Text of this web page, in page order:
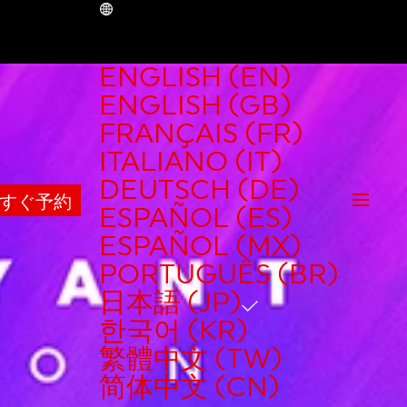
ぐ予約
ENGLISH (EN)
ENGLISH (GB)
FRANÇAIS (FR)
ITALIANO (IT)
DEUTSCH (DE)
ESPAÑOL (ES)
ESPAÑOL (MX)
PORTUGUÊS (BR)
日本語 (JP)
한국어 (KR)
繁體中文 (TW)
简体中文 (CN)